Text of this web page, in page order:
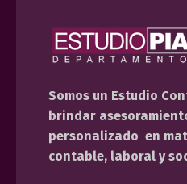
Somos un Estudio
brindar
personalizado en
contable, laboral y